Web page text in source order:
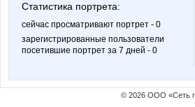
Статистика портрета:
сейчас просматривают портрет - 0
зарегистрированные пользователи
посетившие портрет за 7 дней - 0
© 2026 ООО «Сеть